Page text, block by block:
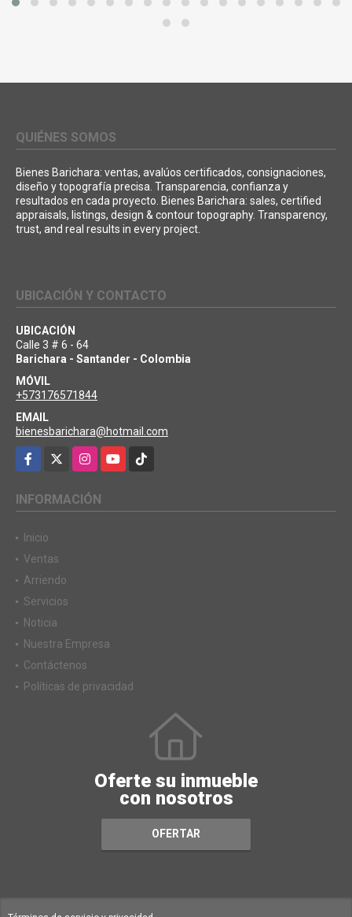
QUIÉNES SOMOS
Bienes Barichara: ventas, avalúos certificados, consignaciones,
diseño y topografía precisa. Transparencia, confianza y
resultados en cada proyecto. Bienes Barichara: sales, certified
appraisals, listings, design & contour topography. Transparency,
trust, and real results in every project.
UBICACIÓN Y CONTACTO
UBICACIÓN
Calle 3 # 6 - 64
Barichara - Santander - Colombia
MÓVIL
+573176571844
EMAIL
bienesbarichara@hotmail.com
Facebook
InstagramYouTubeTikTok
INFORMACIÓN
Inicio
Ventas
Arriendo
Servicios
Noticia
Nuestra Empresa
Contáctenos
Políticas de privacidad
Oferte su inmueble
con nosotros
OFERTAR